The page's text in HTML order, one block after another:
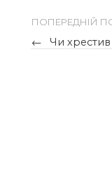
ПОПЕРЕДНІЙ
← Чи хрестив